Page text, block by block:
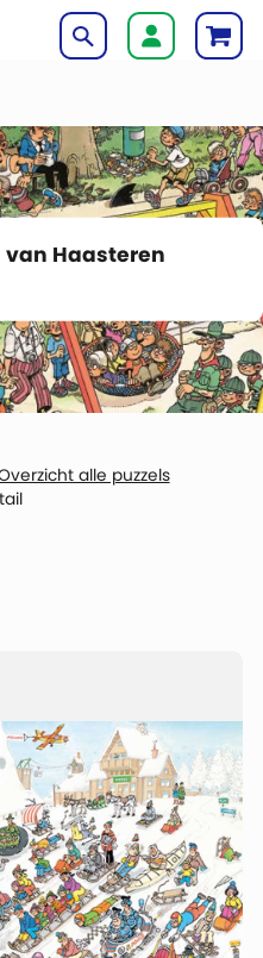
Haasteren
alle puzzels